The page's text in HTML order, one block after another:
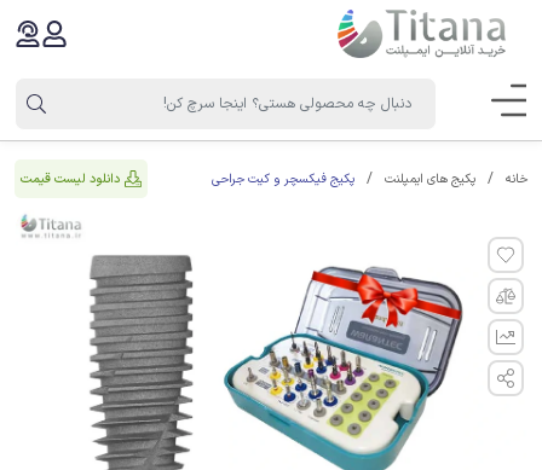
خانه پکیج های ایمپلنت پکیج فیکسچر و کیت جراحی دانلود لیست قیمت